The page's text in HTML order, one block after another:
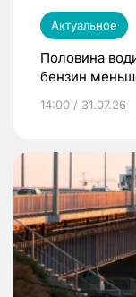
Актуальное
Половина
бензин
14:00 / 31.07.26